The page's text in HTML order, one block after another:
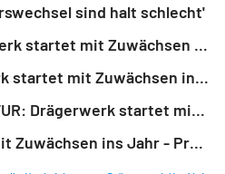
sind halt schlecht'
ROUNDUP 2: Drägerwerk startet mit Zuwächsen ins Jahr - Aktie legt etwas zu
ROUNDUP: Drägerwerk startet mit Zuwächsen ins Jahr - Aktie gibt leicht nach
OFFIZIELLE KORREKTUR: Drägerwerk startet mit Zuwächsen ins Jahr
Drägerwerk startet mit Zuwächsen ins Jahr - Prognose bestätigt